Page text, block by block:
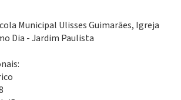
Municipal Ulisses Guimarães, Igreja
Dia - Jardim Paulista